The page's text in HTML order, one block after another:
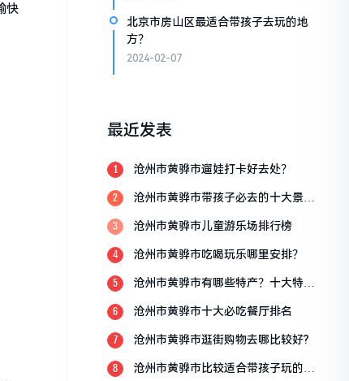
快
北京市房山区最适合带孩子去玩的地
方？
2024-02-07
最近发表
1 沧州市黄骅市遛娃打卡好去处？
2
沧州市黄骅市带孩子必去的十大景
3 沧州市黄骅市儿童游乐场排行榜
4 沧州市黄骅市吃喝玩乐哪里安排？
5
沧州市黄骅市有哪些特产？十大特产
6 沧州市黄骅市十大必吃餐厅排名
7 沧州市黄骅市逛街购物去哪比较好?
8
沧州市黄骅市比较适合带孩子玩的地